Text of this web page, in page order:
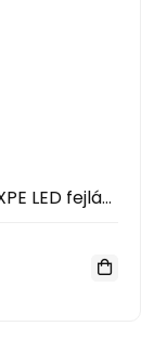
Dupla fényű, akkumulátoros COB+XPE LED fejlámpa